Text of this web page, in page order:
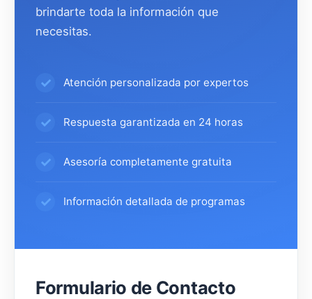
brindarte toda la información que
necesitas.
Atención personalizada por expertos
Respuesta garantizada en 24 horas
Asesoría completamente gratuita
Información detallada de programas
Formulario de Contacto